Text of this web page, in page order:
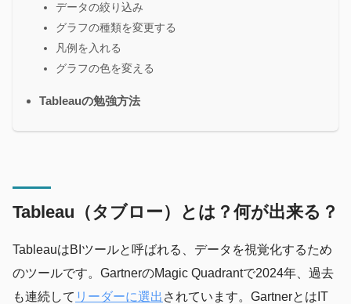
データの絞り込み
グラフの種類を変更する
凡例を入れる
グラフの色を変える
Tableauの勉強方法
Tableau（タブロー）とは？何が出来る？
TableauはBIツールと呼ばれる、データを視覚化するため
のツールです。GartnerのMagic Quadrantで2024年、過去
も連続して リーダーに選出 されています。GartnerとはIT